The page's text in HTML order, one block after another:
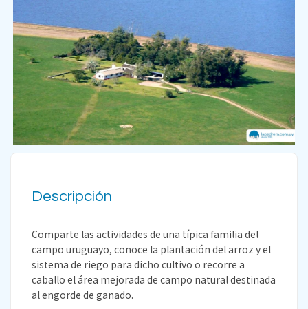
Descripción
Comparte las actividades de una típica familia del
campo uruguayo, conoce la plantación del arroz y el
sistema de riego para dicho cultivo o recorre a
caballo el área mejorada de campo natural destinada
al engorde de ganado.